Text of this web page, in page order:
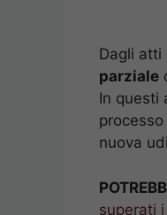
Dagli atti
parziale
In questi
nuova
superati